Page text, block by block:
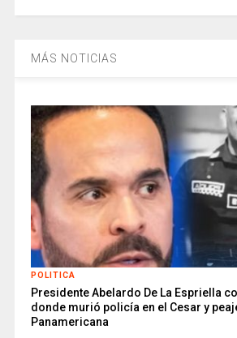
MÁS NOTICIAS
POLITICA
Presidente Abelardo De La Espriella
donde murió policía en el Cesar y
Panamericana